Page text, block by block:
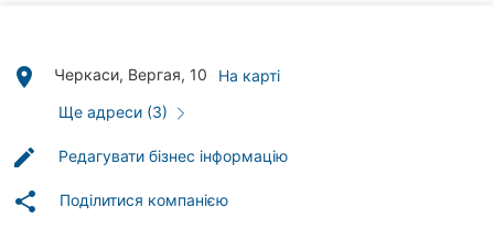
рубрики
place Черкаси, Вергая, 10
На карті
Ще адреси (3)
edit Редагувати бізнес інформацію
share Поділитися компанією